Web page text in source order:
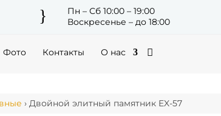
}
Пн – Сб 10:00 – 19:00
Воскресенье – до 18:00
Фото Контакты О нас
› Двойной элитный памятник EX-57